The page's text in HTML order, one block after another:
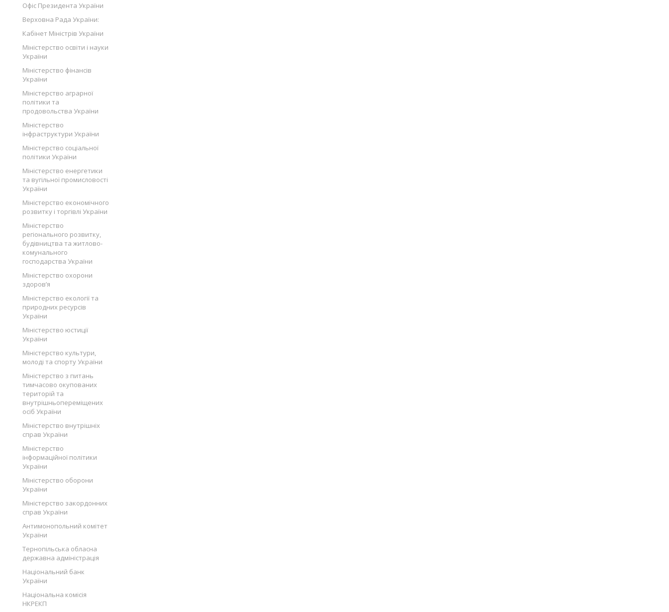
Офіс Президента України
Верховна Рада України:
Кабінет Міністрів України
Міністерство освіти і науки
України
Міністерство фінансів
України
Міністерство аграрної
політики та
продовольства України
Міністерство
інфраструктури України
Міністерство соціальної
політики України
Міністерство енергетики
та вугільної промисловості
України
Міністерство економічного
розвитку і торгівлі України
Міністерство
регіонального розвитку,
будівництва та житлово-
комунального
господарства України
Міністерство охорони
здоров’я
Міністерство екології та
природних ресурсів
України
Міністерство юстиції
України
Міністерство культури,
молоді та спорту України
Міністерство з питань
тимчасово окупованих
територій та
внутрішньопереміщених
осіб України
Міністерство внутрішніх
справ України
Міністерство
інформаційної політики
України
Міністерство оборони
України
Міністерство закордонних
справ України
Антимонопольний комітет
України
Тернопільська обласна
державна адміністрація
Національний банк
України
Національна комісія
НКРЕКП